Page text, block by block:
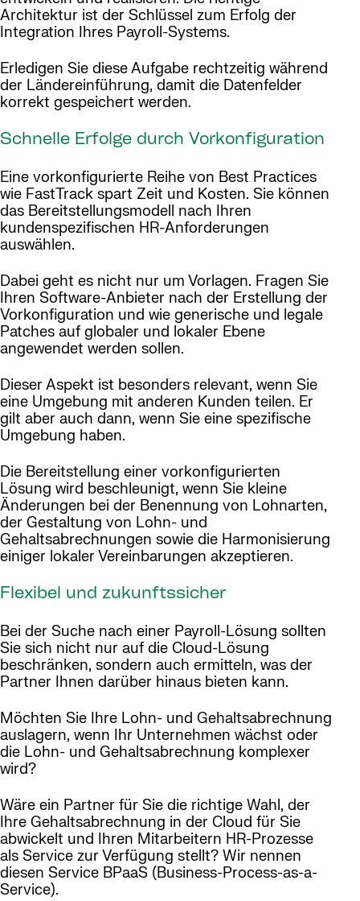
Architektur ist der Schlüssel zum Erfolg der
Integration Ihres Payroll-Systems.
Erledigen Sie diese Aufgabe rechtzeitig während
der Ländereinführung, damit die Datenfelder
korrekt gespeichert werden.
Schnelle Erfolge durch Vorkonfiguration
Eine vorkonfigurierte Reihe von Best Practices
wie FastTrack spart Zeit und Kosten. Sie können
das Bereitstellungsmodell nach Ihren
kundenspezifischen HR-Anforderungen
auswählen.
Dabei geht es nicht nur um Vorlagen. Fragen Sie
Ihren Software-Anbieter nach der Erstellung der
Vorkonfiguration und wie generische und legale
Patches auf globaler und lokaler Ebene
angewendet werden sollen.
Dieser Aspekt ist besonders relevant, wenn Sie
eine Umgebung mit anderen Kunden teilen. Er
gilt aber auch dann, wenn Sie eine spezifische
Umgebung haben.
Die Bereitstellung einer vorkonfigurierten
Lösung wird beschleunigt, wenn Sie kleine
Änderungen bei der Benennung von Lohnarten,
der Gestaltung von Lohn- und
Gehaltsabrechnungen sowie die Harmonisierung
einiger lokaler Vereinbarungen akzeptieren.
Flexibel und zukunftssicher
Bei der Suche nach einer Payroll-Lösung sollten
Sie sich nicht nur auf die Cloud-Lösung
beschränken, sondern auch ermitteln, was der
Partner Ihnen darüber hinaus bieten kann.
Möchten Sie Ihre Lohn- und Gehaltsabrechnung
auslagern, wenn Ihr Unternehmen wächst oder
die Lohn- und Gehaltsabrechnung komplexer
wird?
Wäre ein Partner für Sie die richtige Wahl, der
Ihre Gehaltsabrechnung in der Cloud für Sie
abwickelt und Ihren Mitarbeitern HR-Prozesse
als Service zur Verfügung stellt? Wir nennen
diesen Service BPaaS (Business-Process-as-a-
Service).